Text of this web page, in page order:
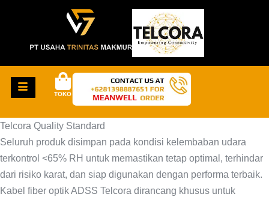
TOKO
Telcora Quality Standard
Seluruh produk disimpan pada kondisi kelembaban udara
terkontrol <65% RH untuk memastikan tetap optimal, terhindar
dari risiko karat, dan siap digunakan dengan performa terbaik.
Kabel fiber optik ADSS Telcora dirancang khusus untuk